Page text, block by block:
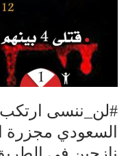
#لن_ننسى ارتكب
السعودي مجزرة